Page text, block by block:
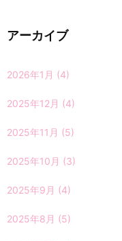
アーカイブ
2026年1月 (4)
2025年12月 (4)
2025年11月 (5)
2025年10月 (3)
2025年9月 (4)
2025年8月 (5)